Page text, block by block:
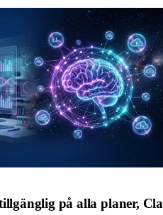
på alla planer,